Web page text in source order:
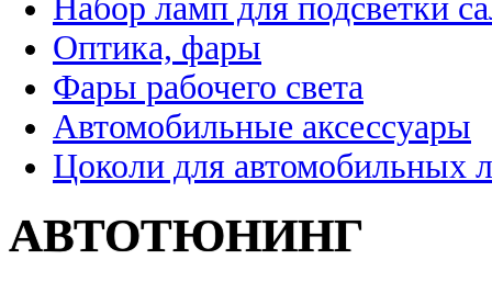
Набор ламп для подсветки
Оптика, фары
Фары рабочего света
Автомобильные аксессуары
Цоколи для автомобильных
АВТОТЮНИНГ